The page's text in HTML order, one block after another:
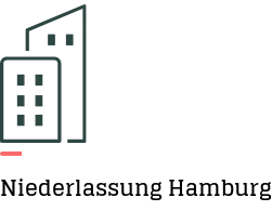
Niederlassung Hamburg